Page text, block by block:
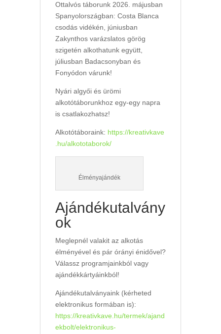
Ottalvós táborunk 2026. májusban
Spanyolországban: Costa Blanca
csodás vidékén, júniusban
Zakynthos varázslatos görög
szigetén alkothatunk együtt,
júliusban Badacsonyban és
Fonyódon várunk!
Nyári algyői és ürömi
alkotótáborunkhoz egy-egy napra
is csatlakozhatsz!
Alkotótáboraink: https://kreativkave
.hu/alkototaborok/
Élményajándék
Ajándékutalvány
ok
Meglepnél valakit az alkotás
élményével és pár órányi énidővel?
Válassz programjainkból vagy
ajándékkártyáinkból!
Ajándékutalványaink (kérheted
elektronikus formában is):
https://kreativkave.hu/termek/ajand
ekbolt/elektronikus-